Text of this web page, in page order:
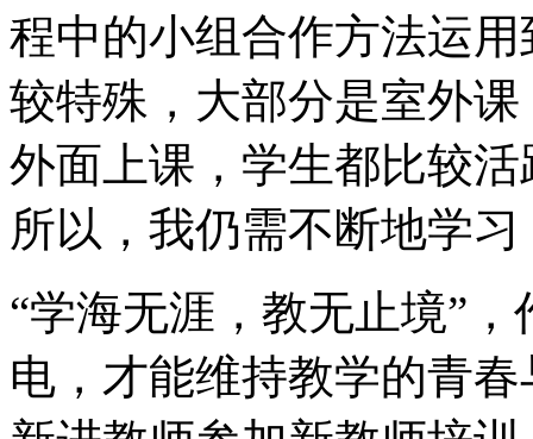
程中的小组合作方法运
较特殊，大部分是室外
外面上课，学生都比较
所以，我仍需不断地学
“学海无涯，教无止境”
电，才能维持教学的青